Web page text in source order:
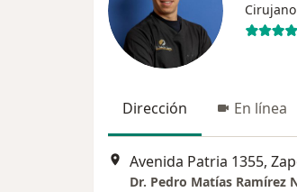
Dirección En línea
Avenida Patria 1355,
Dr. Pedro Matías Ramírez